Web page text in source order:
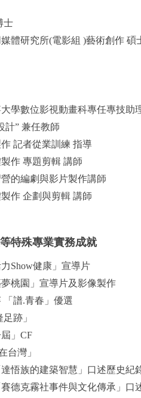
士
體研究所(電影組 )藝術創作 碩
學數位影視動畫科專任專技助
計” 兼任教師
記者從業訓練 指導
作 專題剪輯 講師
的編劇與影片製作講師
作 企劃與剪輯 講師
特殊專業實務成就
Show健康」宣導片
桃園」宣導片及影像製作
「譜.青春」優選
跡」
」CF
台灣」
悟族的建築智慧」口述歷史紀
德克霧社事件與文化傳承」口